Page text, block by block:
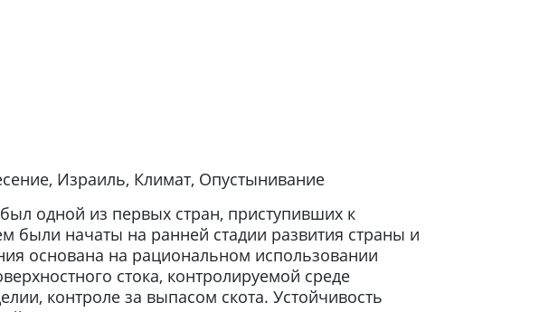
Израиль, Климат, Опустынивание
одной из первых стран, приступивших к
начаты на ранней стадии развития страны и
основана на рациональном использовании
стока, контролируемой среде
контроле за выпасом скота. Устойчивость